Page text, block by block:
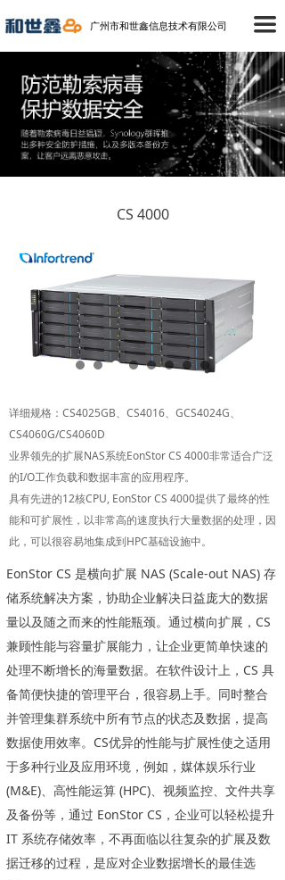
끀
首页
成功案例
技术支持
新闻中心
联络我们
广州市和世鑫信息技术有限公司
EonStor CS 是横向扩展 NAS (Scale-out NAS) 存
储系统解决方案，协助企业解决日益庞大的数据
量以及随之而来的性能瓶颈。通过横向扩展，CS
兼顾性能与容量扩展能力，让企业更简单快速的
处理不断增长的海量数据。在软件设计上，CS 具
备简便快捷的管理平台，很容易上手。同时整合
并管理集群系统中所有节点的状态及数据，提高
数据使用效率。CS优异的性能与扩展性使之适用
于多种行业及应用环境，例如，媒体娱乐行业
(M&E)、高性能运算 (HPC)、视频监控、文件共享
及备份等，通过 EonStor CS，企业可以轻松提升
IT 系统存储效率，不再面临以往复杂的扩展及数
据迁移的过程，是应对企业数据增长的最佳选
CS 4000
详细规格：CS4025GB、CS4016、GCS4024G、
CS4060G/CS4060D
业界领先的扩展NAS系统EonStor CS 4000非常适合广泛
的I/O工作负载和数据丰富的应用程序。
具有先进的12核CPU, EonStor CS 4000提供了最终的性
能和可扩展性，以非常高的速度执行大量数据的处理，因
此，可以很容易地集成到HPC基础设施中。